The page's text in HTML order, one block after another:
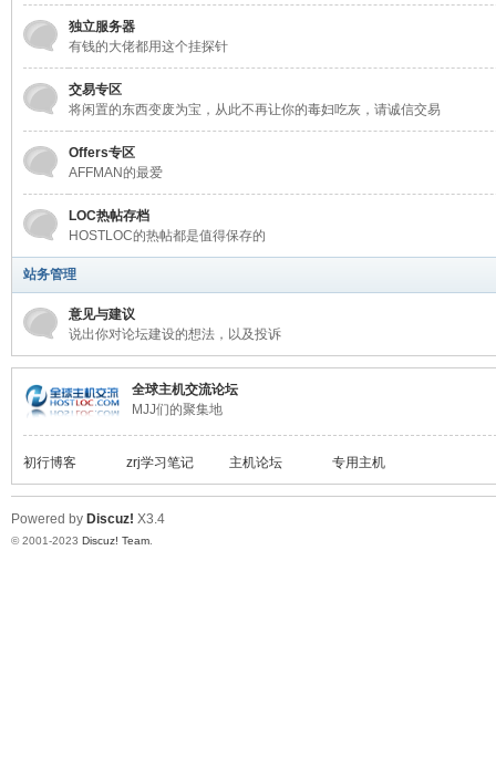
主
机
独立服务器
有钱的大佬都用这个挂探针
交易专区
将闲置的东西变废为宝，从此不再让你的毒妇吃灰，请诚信交易
Offers专区
AFFMAN的最爱
LOC热帖存档
HOSTLOC的热帖都是值得保存的
站务管理
意见与建议
说出你对论坛建设的想法，以及投诉
全球主机交流论坛
MJJ们的聚集地
初行博客 zrj学习笔记 主机论坛 专用主机
Powered by Discuz! X3.4
© 2001-2023 Discuz! Team